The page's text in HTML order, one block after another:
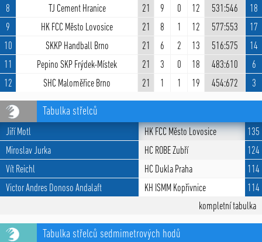
8
TJ Cement Hranice 21 9 0 12 531:546
18
9
HK FCC Město Lovosice 21 8 1 12 577:553
17
10
SKKP Handball Brno 21 6 2 13 516:575
14
11
Pepino SKP Frýdek-Místek 21 3 0 18 483:610
6
12
SHC Maloměřice Brno 21 1 1 19 454:672 3
Tabulka střelců
Jiří Motl HK FCC Město Lovosice
135
Miroslav Jurka
HC ROBE Zubří
124
Vít Reichl
HC Dukla Praha
114
Victor Andres Donoso Andalaft
KH ISMM Kopřivnice
114
kompletní tabulka
Tabulka střelců sedmimetrových hodů